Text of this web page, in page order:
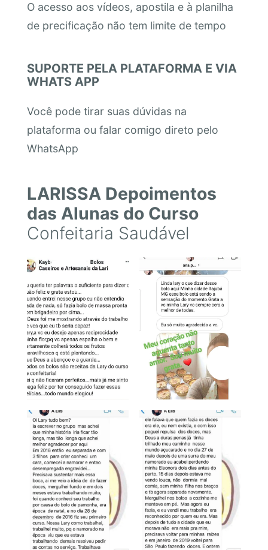
O acesso aos vídeos, apostila e à planilha
de precificação não tem limite de tempo
SUPORTE PELA PLATAFORMA E VIA
WHATS APP
Você pode tirar suas dúvidas na
plataforma ou falar comigo direto pelo
WhatsApp
LARISSA Depoimentos
das Alunas do Curso
Confeitaria Saudável